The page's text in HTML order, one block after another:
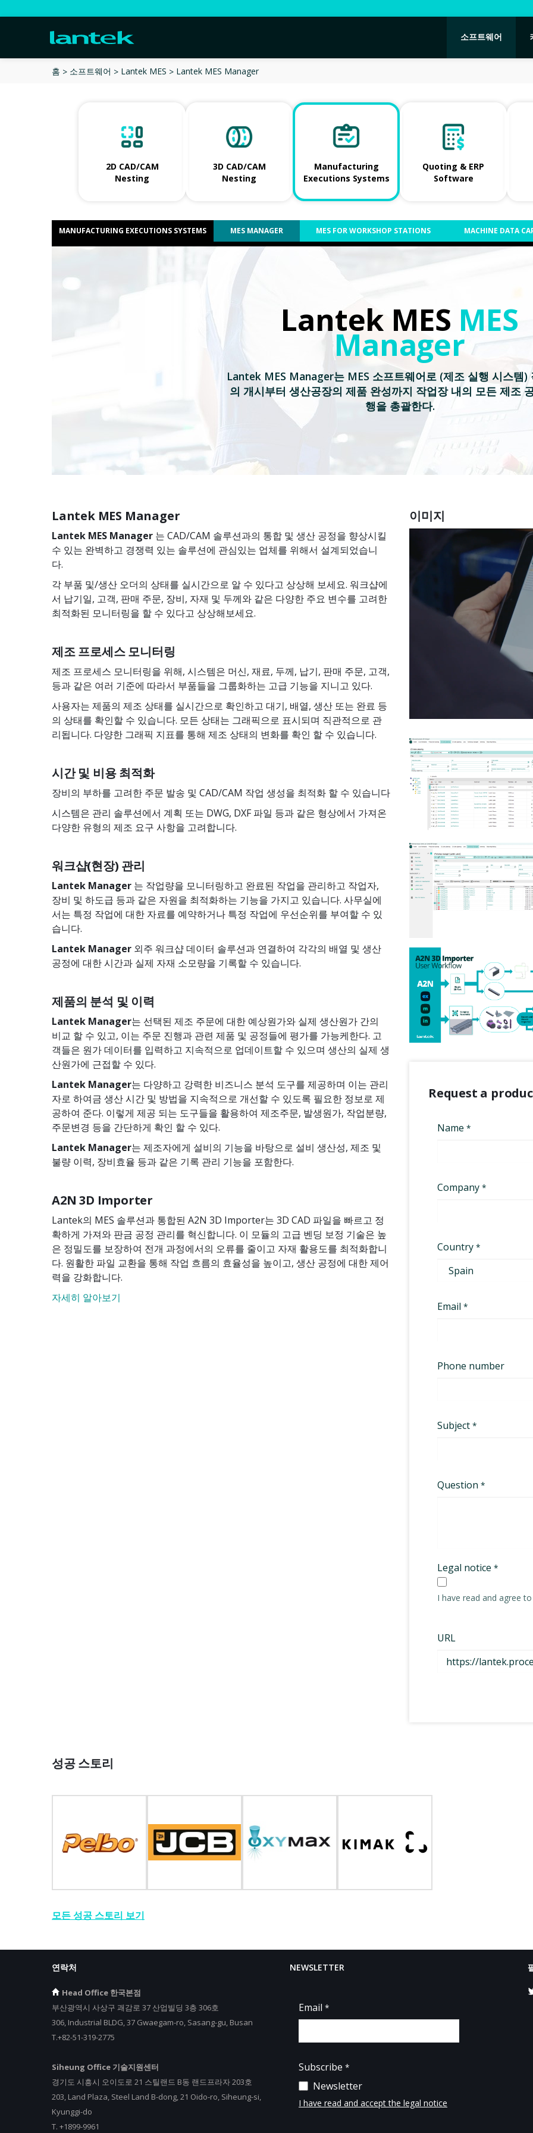
소프트웨어
홈 소프트웨어 Lantek MES Lantek MES Manager
2D CAD/CAM
Nesting
3D CAD/CAM
Nesting
Manufacturing
Executions Systems
Quoting & ERP
Software
MANUFACTURING EXECUTIONS SYSTEMS MES MANAGER MES FOR WORKSHOP STATIONS MACHINE DATA
Lantek MES MES
Manager
Lantek MES Manager는 MES 소프트웨어로 (제조 실행 시스템)
의 개시부터 생산공장의 제품 완성까지 작업장 내의 모든 제조
행을 총괄한다.
Lantek MES Manager
Lantek MES Manager 는 CAD/CAM 솔루션과의 통합 및 생산 공정을 향상시킬
수 있는 완벽하고 경쟁력 있는 솔루션에 관심있는 업체를 위해서 설계되었습니
다.
각 부품 및/생산 오더의 상태를 실시간으로 알 수 있다고 상상해 보세요. 워크샵에
서 납기일, 고객, 판매 주문, 장비, 자재 및 두께와 같은 다양한 주요 변수를 고려한
최적화된 모니터링을 할 수 있다고 상상해보세요.
제조 프로세스 모니터링
제조 프로세스 모니터링을 위해, 시스템은 머신, 재료, 두께, 납기, 판매 주문, 고객,
등과 같은 여러 기준에 따라서 부품들을 그룹화하는 고급 기능을 지니고 있다.
사용자는 제품의 제조 상태를 실시간으로 확인하고 대기, 배열, 생산 또는 완료 등
의 상태를 확인할 수 있습니다. 모든 상태는 그래픽으로 표시되며 직관적으로 관
리됩니다. 다양한 그래픽 지표를 통해 제조 상태의 변화를 확인 할 수 있습니다.
시간 및 비용 최적화
장비의 부하를 고려한 주문 발송 및 CAD/CAM 작업 생성을 최적화 할 수 있습니다
시스템은 관리 솔루션에서 계획 또는 DWG, DXF 파일 등과 같은 형상에서 가져온
다양한 유형의 제조 요구 사항을 고려합니다.
워크샵(현장) 관리
Lantek Manager 는 작업량을 모니터링하고 완료된 작업을 관리하고 작업자,
장비 및 하도급 등과 같은 자원을 최적화하는 기능을 가지고 있습니다. 사무실에
서는 특정 작업에 대한 자료를 예약하거나 특정 작업에 우선순위를 부여할 수 있
습니다.
Lantek Manager 외주 워크샵 데이터 솔루션과 연결하여 각각의 배열 및 생산
공정에 대한 시간과 실제 자재 소모량을 기록할 수 있습니다.
제품의 분석 및 이력
Lantek Manager는 선택된 제조 주문에 대한 예상원가와 실제 생산원가 간의
비교 할 수 있고, 이는 주문 진행과 관련 제품 및 공정들에 평가를 가능케한다. 고
객들은 원가 데이터를 입력하고 지속적으로 업데이트할 수 있으며 생산의 실제 생
산원가에 근접할 수 있다.
Lantek Manager는 다양하고 강력한 비즈니스 분석 도구를 제공하며 이는 관리
자로 하여금 생산 시간 및 방법을 지속적으로 개선할 수 있도록 필요한 정보로 제
공하여 준다. 이렇게 제공 되는 도구들을 활용하여 제조주문, 발생원가, 작업분량,
주문변경 등을 간단하게 확인 할 수 있다.
Lantek Manager는 제조자에게 설비의 기능을 바탕으로 설비 생산성, 제조 및
불량 이력, 장비효율 등과 같은 기록 관리 기능을 포함한다.
A2N 3D Importer
Lantek의 MES 솔루션과 통합된 A2N 3D Importer는 3D CAD 파일을 빠르고 정
확하게 가져와 판금 공정 관리를 혁신합니다. 이 모듈의 고급 벤딩 보정 기술은 높
은 정밀도를 보장하여 전개 과정에서의 오류를 줄이고 자재 활용도를 최적화합니
다. 원활한 파일 교환을 통해 작업 흐름의 효율성을 높이고, 생산 공정에 대한 제어
력을 강화합니다.
자세히 알아보기
이미지
Request a
성공 스토리
모든 성공 스토리 보기
연락처
Head Office 한국본점
부산광역시 사상구 괘감로 37 산업빌딩 3층 306호
306, Industrial BLDG, 37 Gwaegam-ro, Sasang-gu, Busan
T.+82-51-319-2775
Siheung Office 기술지원센터
경기도 시흥시 오이도로 21 스틸랜드 B동 랜드프라자 203호
203, Land Plaza, Steel Land B-dong, 21 Oido-ro, Siheung-si,
Kyunggi-do
T. +1899-9961
NEWSLETTER